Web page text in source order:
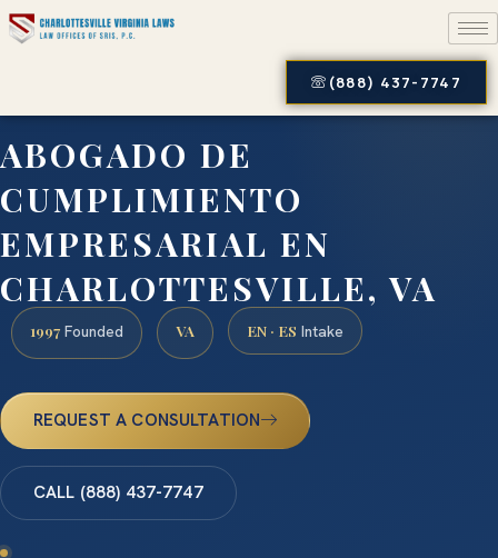
(888) 437-7747
ABOGADO DE
CUMPLIMIENTO
EMPRESARIAL EN
CHARLOTTESVILLE, VA
1997 Founded VA EN · ES Intake
REQUEST A CONSULTATION
CALL (888) 437-7747